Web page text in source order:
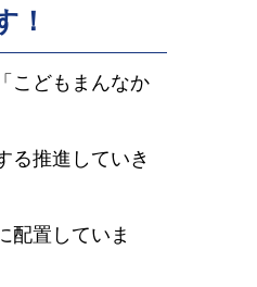
！
こどもまんなか
る推進していき
配置していま